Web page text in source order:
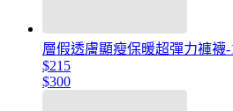
層假透膚顯瘦保暖超彈力褲襪-
$215
$300